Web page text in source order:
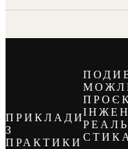
ПРИКЛАДИ
З
ПРАКТИКИ